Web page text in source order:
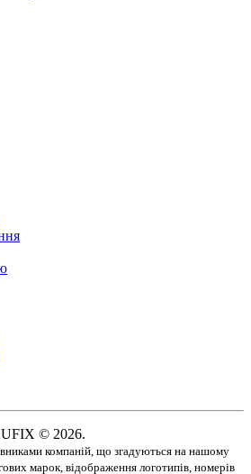
© 2026.
компаній, що згадуються на нашому
марок, відображення логотипів, номерів